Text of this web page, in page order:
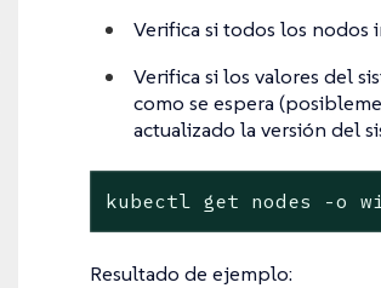
Verifica si todos los nodos
Verifica si los valores del
como se espera
actualizado la versión del
kubectl get nodes -o
Resultado de ejemplo: